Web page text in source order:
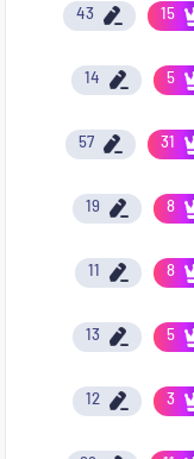
15
43
5
14
31
57
8
19
8
11
5
13
3
12